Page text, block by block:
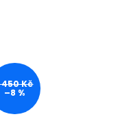
450 Kč
–8 %